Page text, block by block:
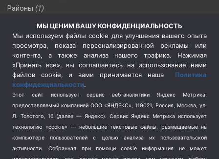
Районы (1)
Сельское хозяйство (3)
Социальная политика
(3)
Спецоперация в Украине
Спецоперация на Украине
(404)
Спорт (740)
Терроризм (1)
Транспорт (262)
Туризм (178)
Флот (76)
МЫ ЦЕНИМ ВАШУ КОНФИДЕНЦИАЛЬНОСТЬ
Мы используем файлы cookie для улучшения вашего опыта
просмотра, показа персонализированной рекламы или
контента, а также анализа нашего трафика. Нажимая
«Принять все», вы соглашаетесь на использование нами
файлов cookie, и вами принимается наша Политика
конфиденциальности.
Этот сайт использует сервис веб-аналитики Яндекс Метрика,
предоставляемый компанией ООО «ЯНДЕКС», 119021, Россия, Москва, ул.
Л. Толстого, 16 (далее — Яндекс). Сервис Яндекс Метрика использует
технологию «cookie» — небольшие текстовые файлы, размещаемые на
компьютере пользователей с целью анализа их пользовательской
активности.
Собранная при помощи cookie информация не может